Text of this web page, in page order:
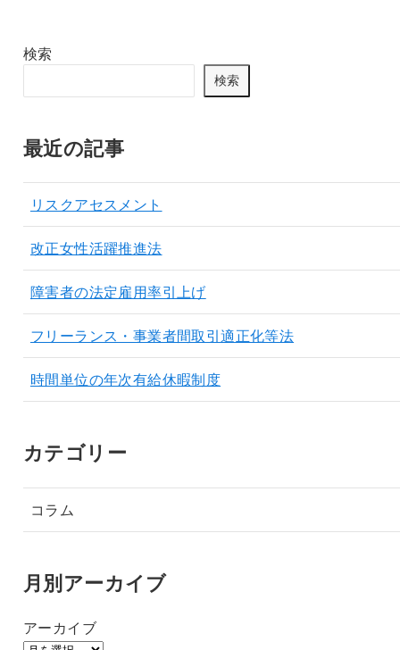
検索
検索
最近の記事
リスクアセスメント
改正女性活躍推進法
障害者の法定雇用率引上げ
フリーランス・事業者間取引適正化等法
時間単位の年次有給休暇制度
カテゴリー
コラム
月別アーカイブ
アーカイブ